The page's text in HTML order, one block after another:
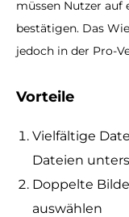
müssen Nutzer auf
bestätigen. Das
jedoch in der Pro-
Vorteile
Vielfältige
Dateien
Doppelte
auswählen